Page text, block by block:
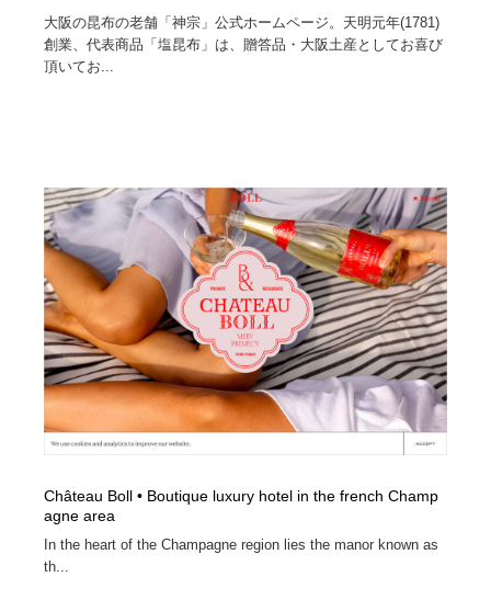
大阪の昆布の老舗「神宗」公式ホームページ。天明元年(1781)
創業、代表商品「塩昆布」は、贈答品・大阪土産としてお喜び
頂いてお...
Château Boll • Boutique luxury hotel in the french Champ
agne area
In the heart of the Champagne region lies the manor known as
th...